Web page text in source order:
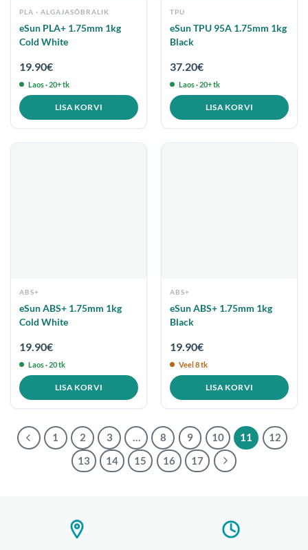
PLA
eSun PLA+ 1.75mm 1kg
Cold White
19.90€
Laos · 20+ tk
LISA KORVI
TPU
eSun TPU 95A 1.75mm 1kg
Black
37.20€
Laos · 20+ tk
LISA KORVI
ABS+
eSun ABS+ 1.75mm 1kg
Cold White
19.90€
Laos · 20 tk
LISA KORVI
ABS+
eSun ABS+ 1.75mm 1kg
Black
19.90€
Veel 8 tk
LISA KORVI
1 2 3 … 8 9 10 11
12
13
14 15 16 17